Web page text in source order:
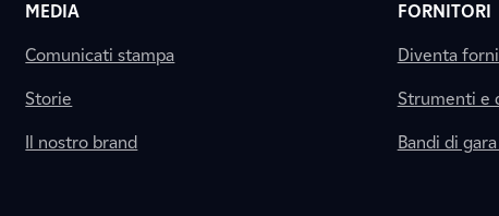
MEDIA
Comunicati stampa
Storie
Il nostro brand
FORNITORI
Diventa
Strumenti e
Bandi di